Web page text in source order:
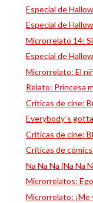
Especial de
Especial de
Microrrelato 14:
Especial de
Microrrelato: El
Relato: Princesa
Críticas de cine:
Everybody´s
Críticas de cine:
Críticas de
Na Na Na (Na Na
Microrrelatos:
Microrrelato: ¡Me